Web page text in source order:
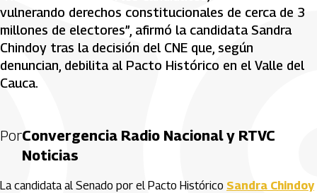
vulnerando derechos constitucionales de cerca de 3
millones de electores”, afirmó la candidata Sandra
Chindoy tras la decisión del CNE que, según
denuncian, debilita al Pacto Histórico en el Valle del
Cauca.
PorConvergencia Radio Nacional y RTVC
Noticias
La candidata al Senado por el Pacto Histórico Sandra Chindoy